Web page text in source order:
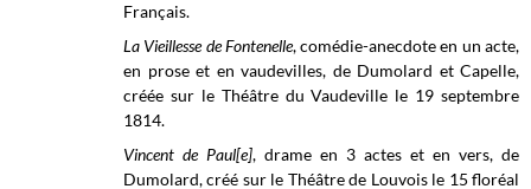
Français.
La Vieillesse de Fontenelle, comédie-anecdote en un acte,
en prose et en vaudevilles, de Dumolard et Capelle,
créée sur le Théâtre du Vaudeville le 19 septembre
1814.
Vincent de Paul[e], drame en 3 actes et en vers, de
Dumolard, créé sur le Théâtre de Louvoisle 15 floréal